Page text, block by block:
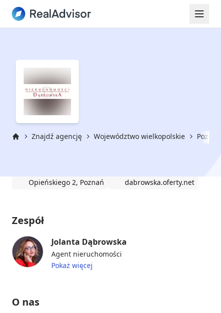
Znajdź agencję Województwo wielkopolskie Poznań
Opieńskiego 2, Poznań dabrowska.oferty.net
Zespół
Jolanta Dąbrowska
Agent nieruchomości
Pokaż więcej
O nas